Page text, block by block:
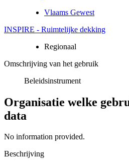
Vlaams Gewest
INSPIRE - Ruimtelijke dekking
Regionaal
Omschrijving van het gebruik
Beleidsinstrument
Organisatie welke
data
No information provided.
Beschrijving